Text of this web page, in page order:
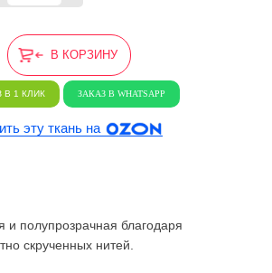
В КОРЗИНУ
В 1 КЛИК ЗАКАЗ В WHATSAPP
эту ткань на
и полупрозрачная благодаря
скрученных нитей.